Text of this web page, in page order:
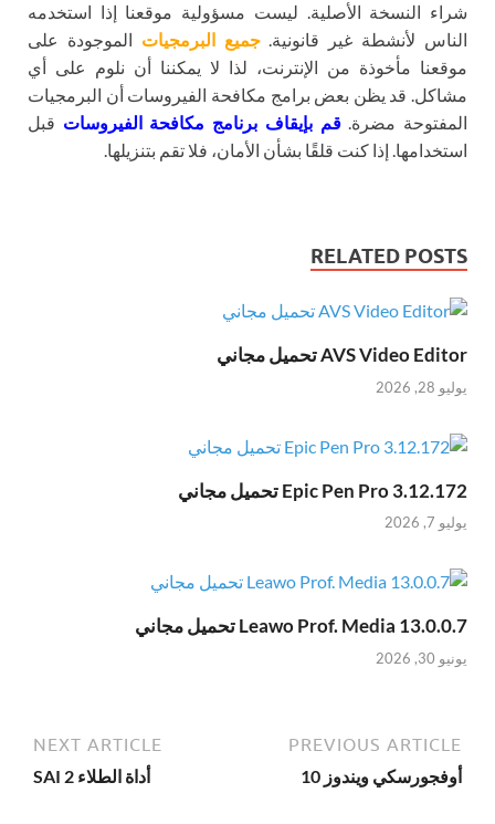
شراء النسخة الأصلية. ليست مسؤولية موقعنا إذا استخدمه
الناس لأنشطة غير قانونية.جميع البرمجيات الموجودة على
موقعنا مأخوذة من الإنترنت، لذا لا يمكننا أن نلوم على أي
مشاكل. قد يظن بعض برامج مكافحة الفيروسات أن البرمجيات
المفتوحة مضرة.قم بإيقاف برنامج مكافحة الفيروسات قبل
استخدامها. إذا كنت قلقًا بشأن الأمان، فلا تقم بتنزيلها.
RELATED POSTS
AVS Video Editor تحميل مجاني
يوليو 28, 2026
Epic Pen Pro 3.12.172 تحميل مجاني
يوليو 7, 2026
Leawo Prof. Media 13.0.0.7 تحميل مجاني
يونيو 30, 2026
PREVIOUS ARTICLE
أوفجورسكي ويندوز 10
NEXT ARTICLE
أداة الطلاء SAI 2